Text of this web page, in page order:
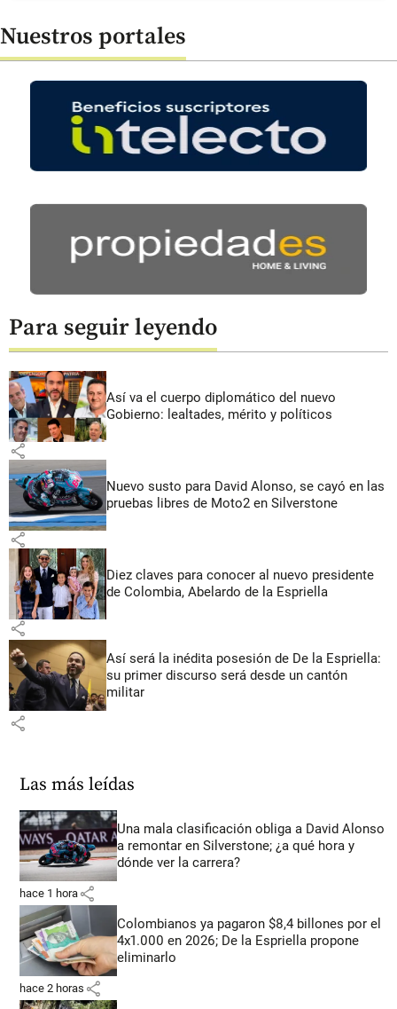
Nuestros portales
Para seguir leyendo
Así va el cuerpo diplomático del nuevo
Gobierno: lealtades, mérito y políticos
share
Nuevo susto para David Alonso, se cayó en las
pruebas libres de Moto2 en Silverstone
share
Diez claves para conocer al nuevo presidente
de Colombia, Abelardo de la Espriella
share
Así será la inédita posesión de De la Espriella:
su primer discurso será desde un cantón
militar
share
Las más leídas
Una mala clasificación obliga a David Alonso
a remontar en Silverstone; ¿a qué hora y
dónde ver la carrera?
hace 1 hora share
Colombianos ya pagaron $8,4 billones por el
4x1.000 en 2026; De la Espriella propone
eliminarlo
hace 2 horas share